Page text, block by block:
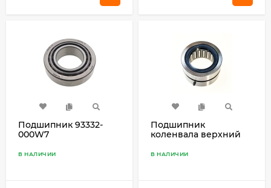
Подшипник 93332-
000W7
В НАЛИЧИИ
Подшипник
коленвала верхний
В НАЛИЧИИ